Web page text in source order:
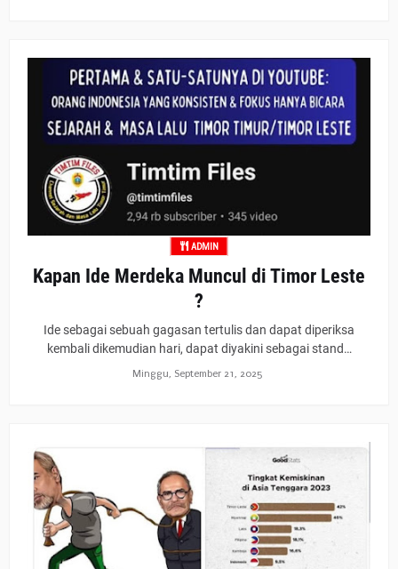
ADMIN
Kapan Ide Merdeka Muncul di Timor Leste
?
Ide sebagai sebuah gagasan tertulis dan dapat diperiksa
kembali dikemudian hari, dapat diyakini sebagai stand…
Minggu, September 21, 2025